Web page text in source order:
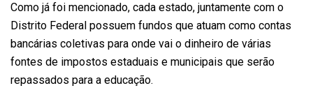
Como já foi mencionado, cada estado, juntamente com o
Distrito Federal possuem fundos que atuam como contas
bancárias coletivas para onde vai o dinheiro de várias
fontes de impostos estaduais e municipais que serão
repassados para a educação.